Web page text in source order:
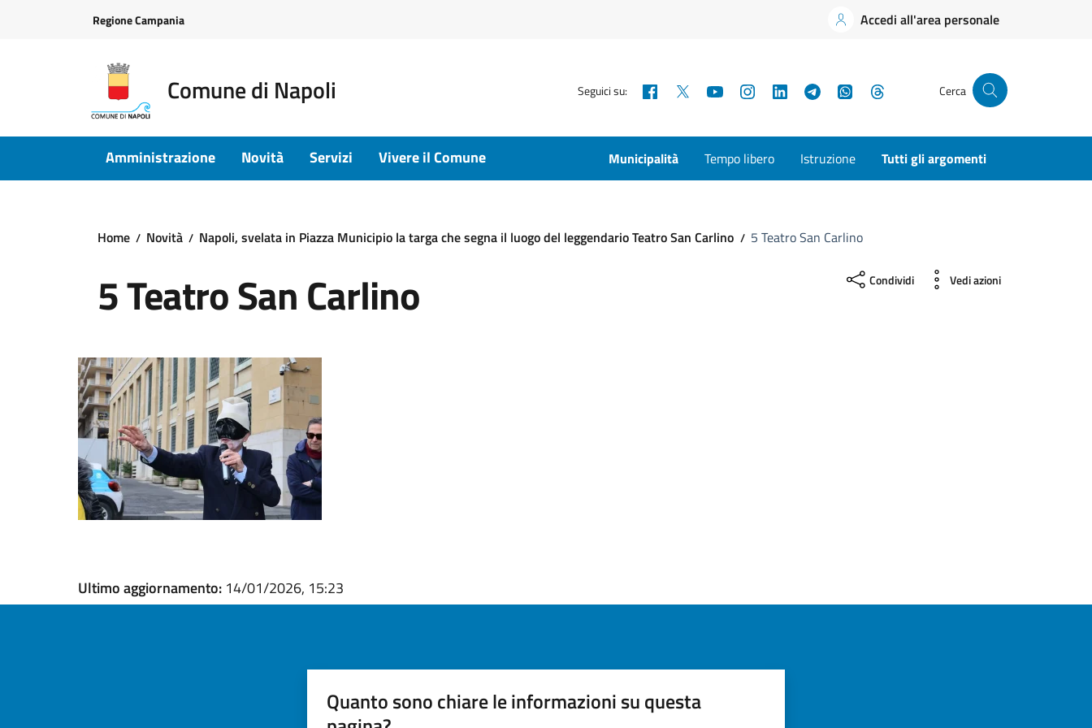
Regione Campania Accedi all'area personale
Comune di Napoli Seguici su: Facebook YouTubeInstagramLinkedInTelegramWhatsApp Cerca
Amministrazione Novità Servizi Vivere il Comune Municipalità Tempo libero Istruzione Tutti gli argomenti
Home Novità Napoli, svelata in Piazza Municipio la targa che segna il luogo del leggendario Teatro San Carlino 5 Teatro San Carlino
5 Teatro San Carlino Condividi Vedi azioni
Ultimo aggiornamento: 14/01/2026, 15:23
Quanto sono chiare le informazioni su questa